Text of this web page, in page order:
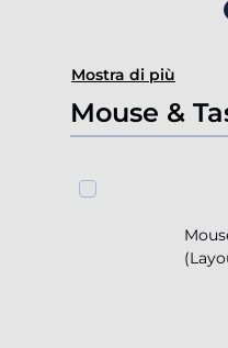
Mostra di più
Mouse &